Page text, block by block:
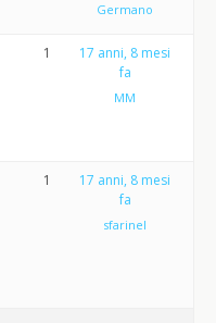
Germano
1
17 anni, 8 mesi
fa
MM
1
17 anni, 8 mesi
fa
sfarinel